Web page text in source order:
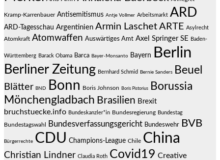
Kramp-Karrenbauer Antisemitismus Antje Vollmer Arbeitsmarkt ARD
ARD-Tagesschau Argentinien Armin Laschet ARTE Asylrecht
Atomkraft Atomwaffen Auswärtiges Amt Axel Springer SE Baden-
Württemberg Barack Obama Barca Bayer-Monsanto Bayern Berlin
Berliner Zeitung Bernhard Schmid Bernie Sanders Beuel
Blätter BND Bonn Boris Johnson Boris Pistorius
Borussia
Mönchengladbach Brasilien Brexit
bruchstuecke.info Bundeskanzler*in Bundesregierung Bundestag
Bundestagswahl Bundesverfassungsgericht Bundeswehr BVB
Bürgerrechte CDU Champions-League Chile China
Christian Lindner Claudia Roth Covid19 Creative